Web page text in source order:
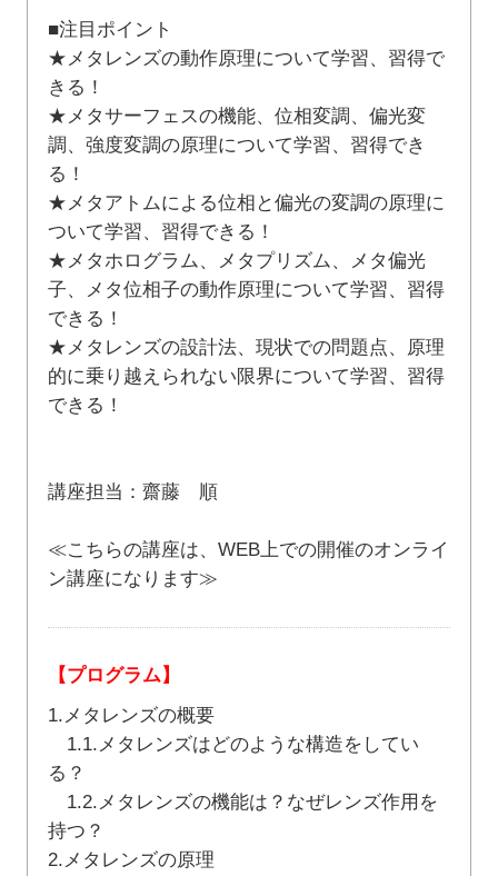
■注目ポイント
★メタレンズの動作原理について学習、習得で
きる！
★メタサーフェスの機能、位相変調、偏光変
調、強度変調の原理について学習、習得でき
る！
★メタアトムによる位相と偏光の変調の原理に
ついて学習、習得できる！
★メタホログラム、メタプリズム、メタ偏光
子、メタ位相子の動作原理について学習、習得
できる！
★メタレンズの設計法、現状での問題点、原理
的に乗り越えられない限界について学習、習得
できる！
講座担当：齋藤 順
≪こちらの講座は、WEB上での開催のオンライ
ン講座になります≫
【プログラム】
1.メタレンズの概要
1.1.メタレンズはどのような構造をしてい
る？
1.2.メタレンズの機能は？なぜレンズ作用を
持つ？
2.メタレンズの原理